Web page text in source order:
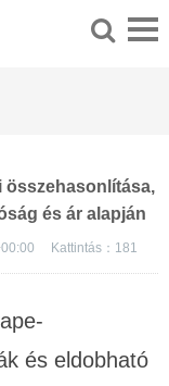
összehasonlítása,
és ár alapján
Kattintás： 181
és eldobható